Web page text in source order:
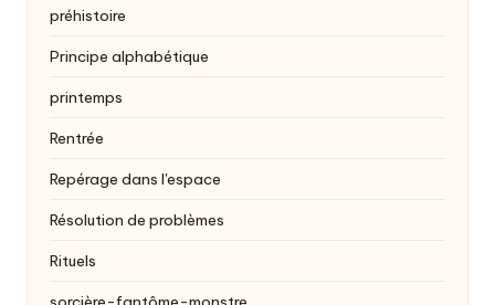
préhistoire
Principe alphabétique
printemps
Rentrée
Repérage dans l'espace
Résolution de problèmes
Rituels